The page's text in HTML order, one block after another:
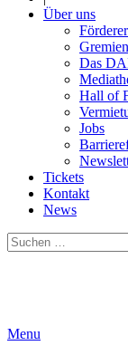
Über uns
Gremien
Das
Hall of
Jobs
Tickets
Kontakt
News
Suchen
nach:
Menu